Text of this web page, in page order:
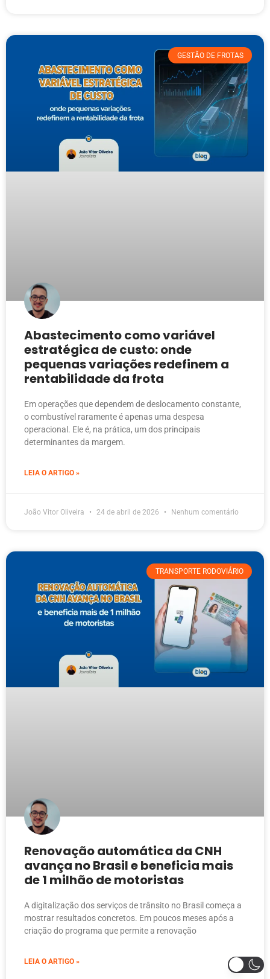
GESTÃO DE FROTAS
Abastecimento como variável
estratégica de custo: onde
pequenas variações redefinem a
rentabilidade da frota
Em operações que dependem de deslocamento constante,
o combustível raramente é apenas uma despesa
operacional. Ele é, na prática, um dos principais
determinantes da margem.
LEIA O ARTIGO »
João Vitor Oliveira 24 de abril de 2026 Nenhum comentário
TRANSPORTE RODOVIÁRIO
Renovação automática da CNH
avança no Brasil e beneficia mais
de 1 milhão de motoristas
A digitalização dos serviços de trânsito no Brasil começa a
mostrar resultados concretos. Em poucos meses após a
criação do programa que permite a renovação
LEIA O ARTIGO »